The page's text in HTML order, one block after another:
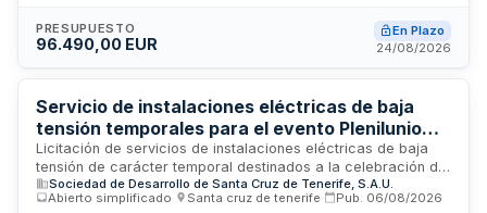
certificaciones correspondientes, prestados por técnicos
competentes conforme a la normativa vigente en materia
servicios requeridos para el desarrollo de la actividad en vía
pública.
PRESUPUESTO
96.490,00 EUR
En Plazo
24/08/2026
Servicio de instalaciones eléctricas de baja
tensión temporales para el evento Plenilunio
2026
Licitación de servicios de instalaciones eléctricas de baja
tensión de carácter temporal destinados a la celebración del
evento Plenilunio 2026. Los servicios incluyen el suministro
de materiales, acometidas eléctricas, transporte, montaje,
Sociedad de Desarrollo de Santa Cruz de Tenerife, S.A.U.
Abierto simplificado
Santa cruz de tenerife Pub. 06/08/2026